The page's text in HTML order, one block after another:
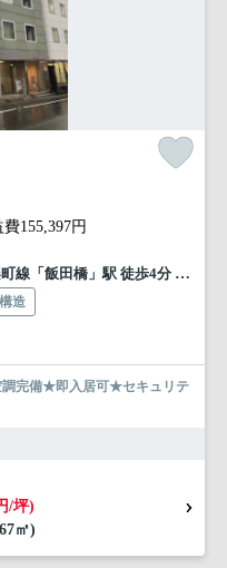
155,397円
線「飯田橋」駅 徒歩4分 都営
造
完備★即入居可★セキュリテ
/坪)
㎡)